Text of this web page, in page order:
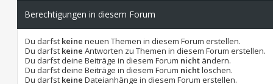
Berechtigungen in diesem Forum
Du darfst keine neuen Themen in diesem Forum erstellen.
Du darfst keine Antworten zu Themen in diesem Forum erstellen.
Du darfst deine Beiträge in diesem Forum nicht ändern.
Du darfst deine Beiträge in diesem Forum nichtlöschen.
Du darfst keine Dateianhänge in diesem Forum erstellen.